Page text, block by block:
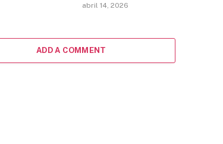
abril 14, 2026
ADD A COMMENT